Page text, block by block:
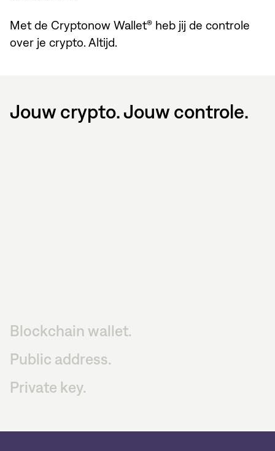
Met de Cryptonow Wallet® heb jij de controle
over je crypto. Altijd.
Jouw crypto. Jouw controle.
Blockchain wallet.
Public address.
Private key.